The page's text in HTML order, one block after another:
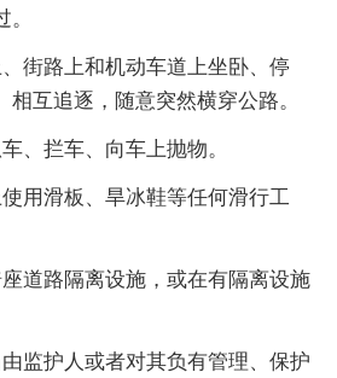
街路上和机动车道上坐卧、停
互追逐，随意突然横穿公路。
、拦车、向车上抛物。
用滑板、旱冰鞋等任何滑行工
道路隔离设施，或在有隔离设施
监护人或者对其负有管理、保护